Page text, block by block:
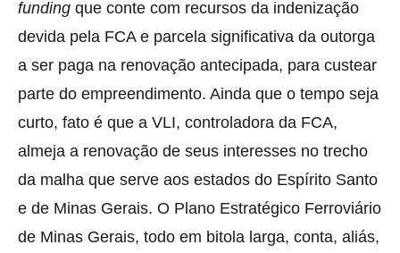
funding que conte com recursos da indenização
devida pela FCA e parcela significativa da outorga
a ser paga na renovação antecipada, para custear
parte do empreendimento. Ainda que o tempo seja
curto, fato é que a VLI, controladora da FCA,
almeja a renovação de seus interesses no trecho
da malha que serve aos estados do Espírito Santo
e de Minas Gerais. O Plano Estratégico Ferroviário
de Minas Gerais, todo em bitola larga, conta, aliás,